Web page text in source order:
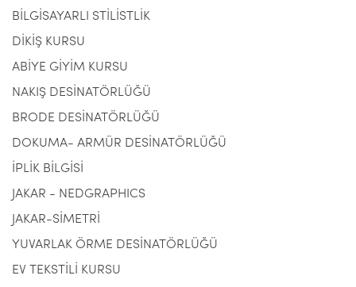
BİLGİSAYARLI STİLİSTLİK
DİKİŞ KURSU
ABİYE GİYİM KURSU
NAKIŞ DESİNATÖRLÜĞÜ
BRODE DESİNATÖRLÜĞÜ
DOKUMA- ARMÜR DESİNATÖRLÜĞÜ
İPLİK BİLGİSİ
JAKAR - NEDGRAPHICS
JAKAR-SİMETRİ
YUVARLAK ÖRME DESİNATÖRLÜĞÜ
EV TEKSTİLİ KURSU